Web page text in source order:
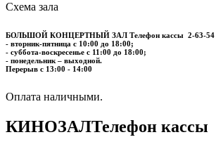
Схема зала
БОЛЬШОЙ КОНЦЕРТНЫЙ ЗАЛ Телефон кассы 2-63-54
- вторник-пятница с 10:00 до 18:00;
- суббота-воскресенье с 11:00 до 18:00;
- понедельник – выходной.
Перерыв с 13:00 - 14:00
​​​​​​​Оплата наличными.
КИНОЗАЛТелефон кассы